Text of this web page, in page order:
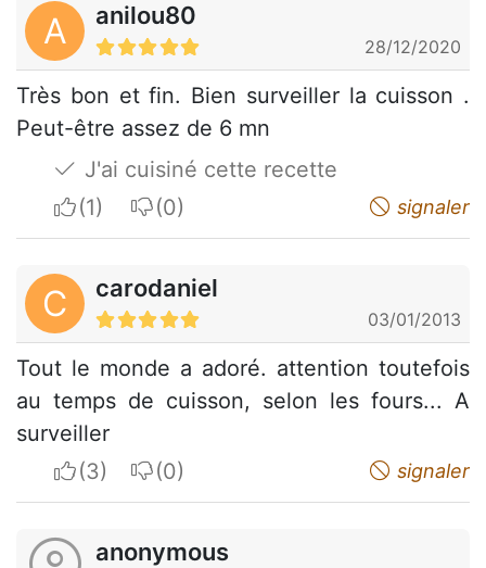
A anilou80
28/12/2020
Très bon et fin. Bien surveiller la cuisson .
Peut-être assez de 6 mn
J'ai cuisiné cette recette
I apreciateI do not appreciate signaler
C carodaniel
03/01/2013
Tout le monde a adoré. attention toutefois
au temps de cuisson, selon les fours... A
surveiller
I apreciateI do not appreciate signaler
anonymous